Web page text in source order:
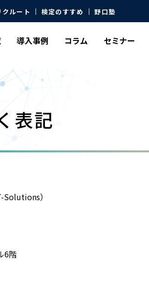
導入事例 コラム セミナー
クルート 検定のすすめ 野口塾
表記
）
6階